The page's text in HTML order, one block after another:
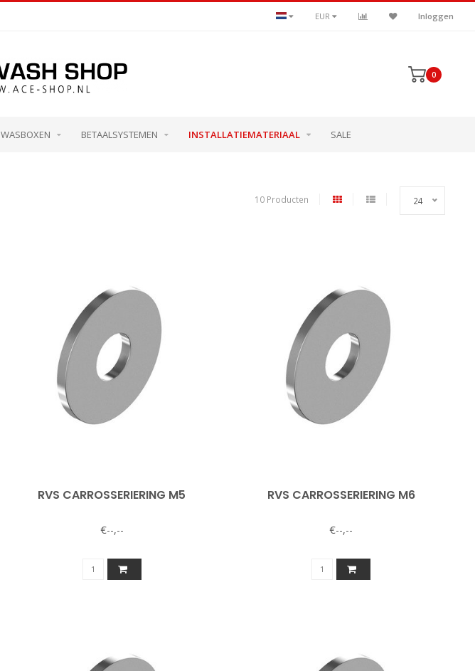
EUR Inloggen
0
WASBOXEN BETAALSYSTEMEN INSTALLATIEMATERIAAL SALE
10 Producten 24
RVS CARROSSERIERING M5
€--,--
RVS CARROSSERIERING M6
€--,--